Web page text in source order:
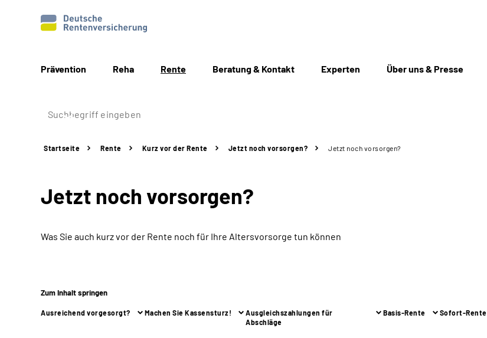
Prävention Reha Rente Beratung & Kontakt Experten Über uns & Presse
Startseite Rente Kurz vor der Rente Jetzt noch vorsorgen? Jetzt noch vorsorgen?
Jetzt noch vorsorgen?
Was Sie auch kurz vor der Rente noch für Ihre Altersvorsorge tun können
Zum Inhalt springen
Ausreichend vorgesorgt? Machen Sie Kassensturz!
Ausgleichszahlungen für
Abschläge
Basis-Rente Sofort-Rente